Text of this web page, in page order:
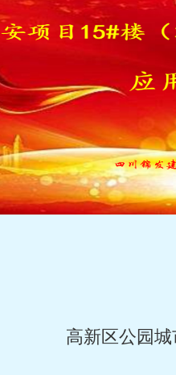
高新区公园